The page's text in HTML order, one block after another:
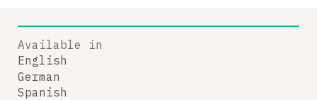
Available in
English
German
Spanish